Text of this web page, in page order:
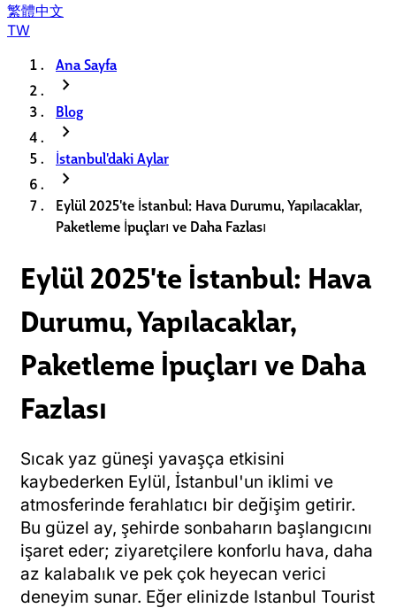
繁體中文
TW
Ana Sayfa
chevron_right
Blog
chevron_right
İstanbul'daki Aylar
chevron_right
Eylül 2025'te İstanbul: Hava Durumu, Yapılacaklar,
Paketleme İpuçları ve Daha Fazlası
Eylül 2025'te İstanbul: Hava
Durumu, Yapılacaklar,
Paketleme İpuçları ve Daha
Fazlası
Sıcak yaz güneşi yavaşça etkisini
kaybederken Eylül, İstanbul'un iklimi ve
atmosferinde ferahlatıcı bir değişim getirir.
Bu güzel ay, şehirde sonbaharın başlangıcını
işaret eder; ziyaretçilere konforlu hava, daha
az kalabalık ve pek çok heyecan verici
deneyim sunar. Eğer elinizde Istanbul Tourist